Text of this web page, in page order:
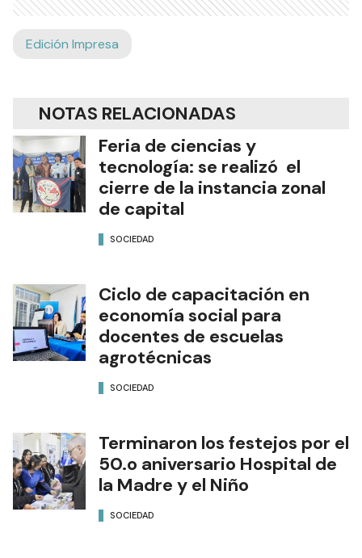
Edición Impresa
NOTAS RELACIONADAS
Feria de ciencias y
tecnología: se realizó el
cierre de la instancia zonal
de capital
SOCIEDAD
Ciclo de capacitación en
economía social para
docentes de escuelas
agrotécnicas
SOCIEDAD
Terminaron los festejos por el
50.o aniversario Hospital de
la Madre y el Niño
SOCIEDAD